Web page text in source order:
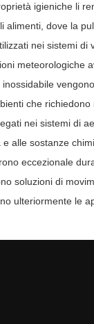
igieniche li
alimenti, dove la
nei sistemi
meteorologiche
che
nei sistemi di
alle sostanze
eccezionale
soluzioni di
ulteriormente le